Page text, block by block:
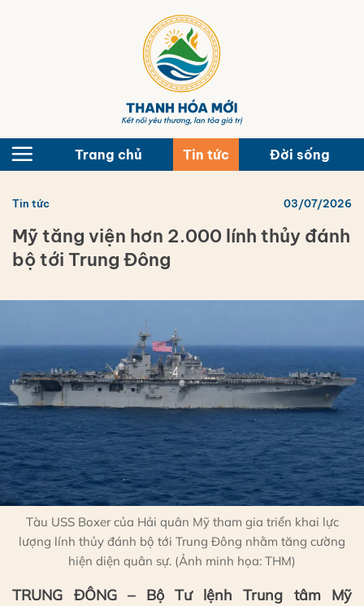
Trang chủ Tin tức Đời sống
Tin tức 03/07/2026
Mỹ tăng viện hơn 2.000 lính thủy đánh
bộ tới Trung Đông
Tàu USS Boxer của Hải quân Mỹ tham gia triển khai lực
lượng lính thủy đánh bộ tới Trung Đông nhằm tăng cường
hiện diện quân sự. (Ảnh minh họa: THM)
TRUNG ĐÔNG – Bộ Tư lệnh Trung tâm Mỹ